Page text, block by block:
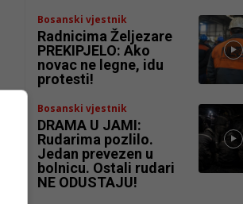
Bosanski vjestnik
Radnicima Željezare
PREKIPJELO: Ako
novac ne legne, idu
protesti!
Bosanski vjestnik
DRAMA U JAMI:
Rudarima pozlilo.
Jedan prevezen u
bolnicu. Ostali rudari
NE ODUSTAJU!